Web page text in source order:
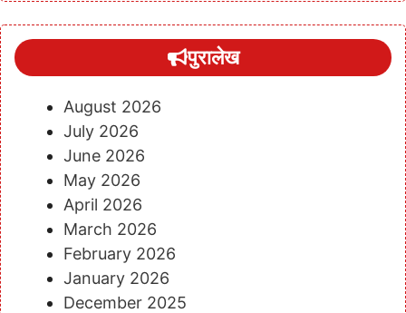
पुरालेख
August 2026
July 2026
June 2026
May 2026
April 2026
March 2026
February 2026
January 2026
December 2025